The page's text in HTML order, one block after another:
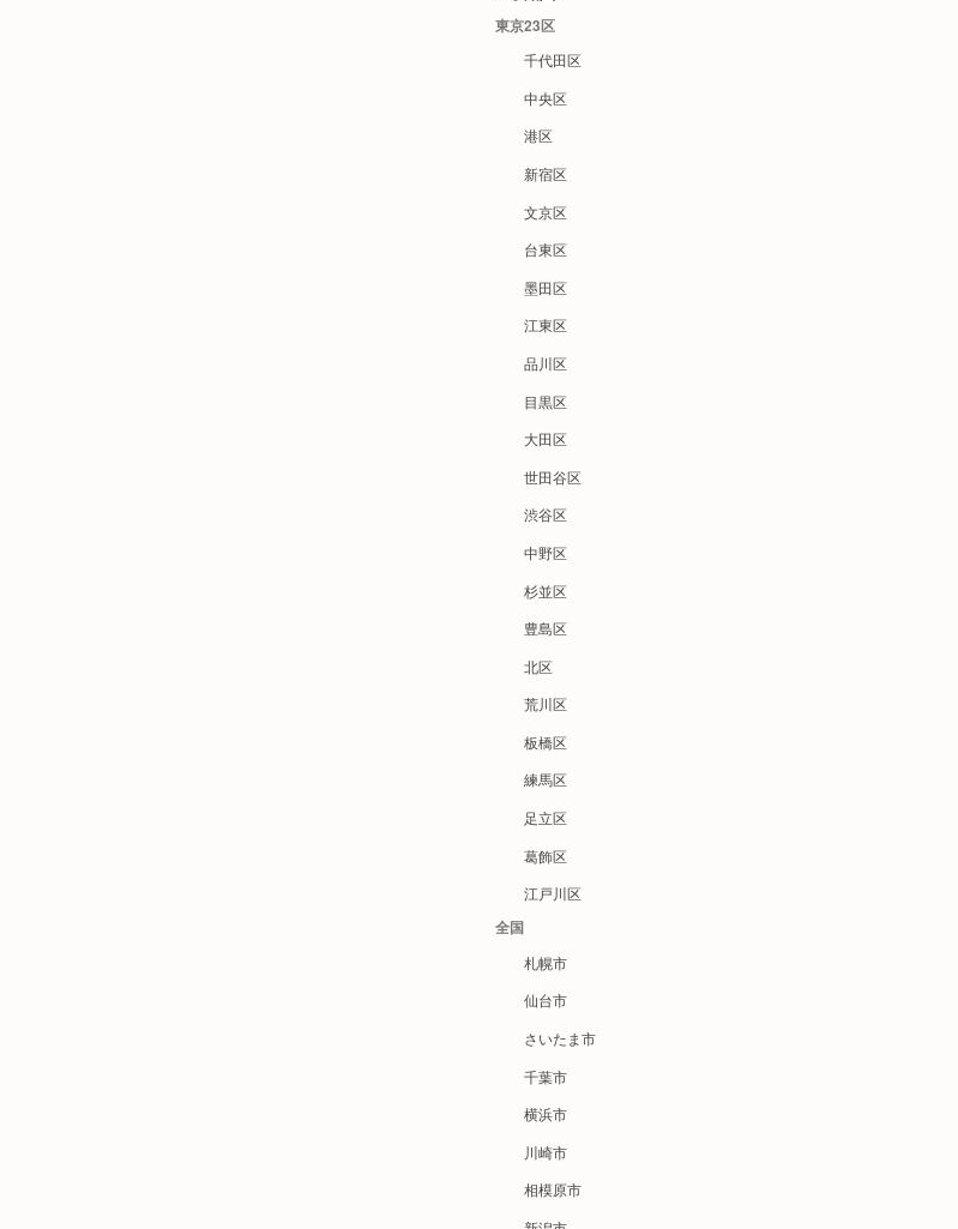
東京23区
千代田区
中央区
港区
新宿区
文京区
台東区
墨田区
江東区
品川区
目黒区
大田区
世田谷区
渋谷区
中野区
杉並区
豊島区
北区
荒川区
板橋区
練馬区
足立区
葛飾区
江戸川区
全国
札幌市
仙台市
さいたま市
千葉市
横浜市
川崎市
相模原市